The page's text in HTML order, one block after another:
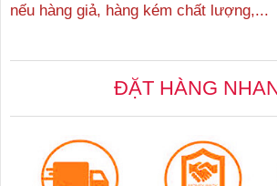
nếu hàng giả, hàng kém chất lượng,...
ĐẶT HÀNG